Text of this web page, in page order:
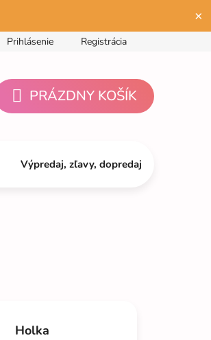
×
Prihlásenie Registrácia
NÁKUPNÝ
PRÁZDNY KOŠÍK
Výpredaj, zľavy, dopredaj
Holka